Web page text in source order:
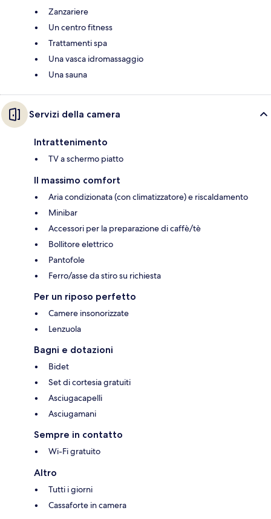
Zanzariere
Un centro fitness
Trattamenti spa
Una vasca idromassaggio
Una sauna
Servizi della camera
Intrattenimento
TV a schermo piatto
Il massimo comfort
Aria condizionata (con climatizzatore) e riscaldamento
Minibar
Accessori per la preparazione di caffè/tè
Bollitore elettrico
Pantofole
Ferro/asse da stiro su richiesta
Per un riposo perfetto
Camere insonorizzate
Lenzuola
Bagni e dotazioni
Bidet
Set di cortesia gratuiti
Asciugacapelli
Asciugamani
Sempre in contatto
Wi-Fi gratuito
Altro
Tutti i giorni
Cassaforte in camera